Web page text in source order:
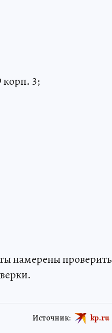
3;
намерены проверить
Источник: kp.ru